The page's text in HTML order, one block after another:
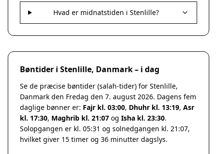
Hvad er midnatstiden i Stenlille?
Bøntider i Stenlille, Danmark – i dag
Se de præcise bøntider (salah-tider) for Stenlille,
Danmark den Fredag den 7. august 2026. Dagens fem
daglige bønner er: Fajr kl. 03:00, Dhuhr kl. 13:19, Asr
kl. 17:30, Maghrib kl. 21:07 og Isha kl. 23:30.
Solopgangen er kl. 05:31 og solnedgangen kl. 21:07,
hvilket giver 15 timer og 36 minutter dagslys.